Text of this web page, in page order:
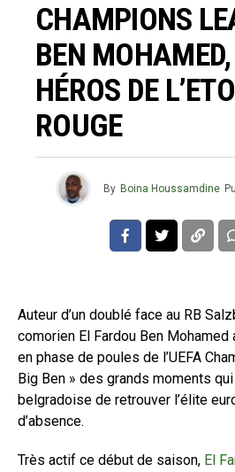
CHAMPIONS
BEN
HÉROS DE
ROUGE
By Boina Houssamdine
Auteur d’un doublé face au RB
comorien El Fardou Ben Mohamed
en phase de poules de l’UEFA
Big Ben » des grands moments
belgradoise de retrouver l’élite
d’absence.
Très actif ce début de saison, El